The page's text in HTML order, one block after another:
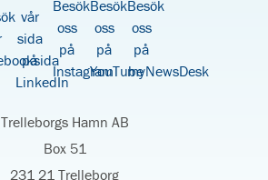
Trelleborgs Hamn AB
Box 51
231 21 Trelleborg